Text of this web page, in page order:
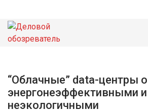
НОВОСТИ
“Облачные” data-центры
энергонеэффективными и
неэкологичными